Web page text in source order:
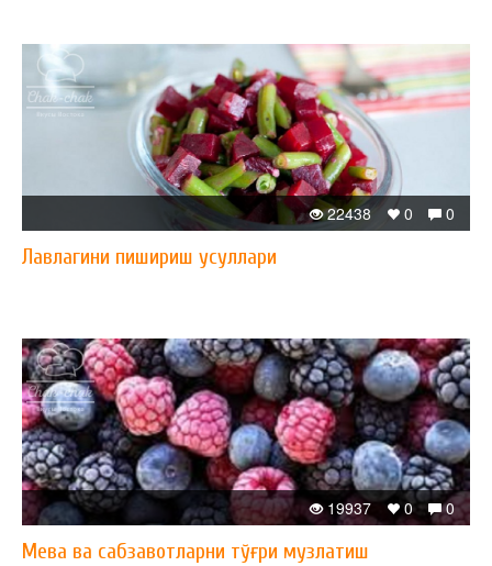
0
0
22438
Лавлагини пишириш усуллари
0
0
19937
Мева ва сабзавотларни тўғри музлатиш